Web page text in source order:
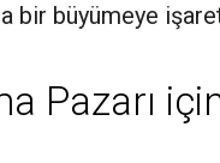
bir büyümeye
Pazarı